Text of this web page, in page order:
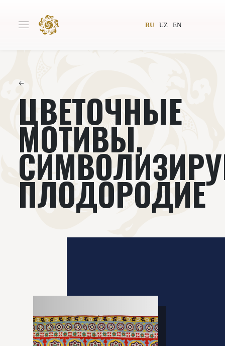
RU UZ EN
Всемирное общество
Издательство
Проекты Подкасты
Книги Видеолекторий
←
ЦВЕТОЧНЫЕ
МОТИВЫ,
ПЛОДОРОДИЕ